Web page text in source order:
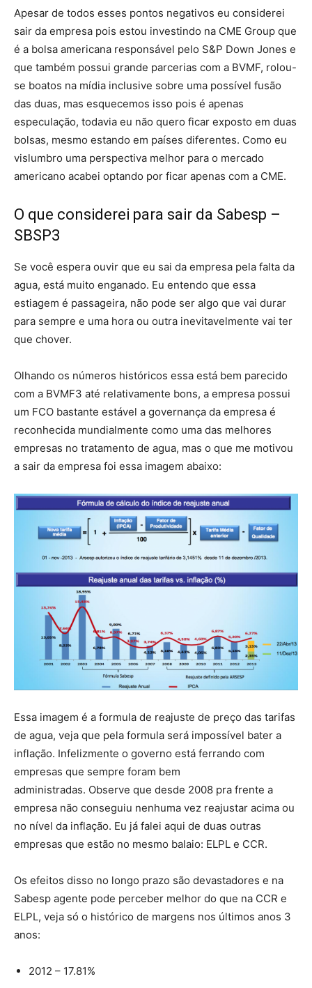
Apesar de todos esses pontos negativos eu considerei
sair da empresa pois estou investindo na CME Group que
é a bolsa americana responsável pelo S&P Down Jones e
que também possui grande parcerias com a BVMF, rolou-
se boatos na mídia inclusive sobre uma possível fusão
das duas, mas esquecemos isso pois é apenas
especulação, todavia eu não quero ficar exposto em duas
bolsas, mesmo estando em países diferentes. Como eu
vislumbro uma perspectiva melhor para o mercado
americano acabei optando por ficar apenas com a CME.
O que considerei para sair da Sabesp –
SBSP3
Se você espera ouvir que eu sai da empresa pela falta da
agua, está muito enganado. Eu entendo que essa
estiagem é passageira, não pode ser algo que vai durar
para sempre e uma hora ou outra inevitavelmente vai ter
que chover.
Olhando os números históricos essa está bem parecido
com a BVMF3 até relativamente bons, a empresa possui
um FCO bastante estável a governança da empresa é
reconhecida mundialmente como uma das melhores
empresas no tratamento de agua, mas o que me motivou
a sair da empresa foi essa imagem abaixo:
Essa imagem é a formula de reajuste de preço das tarifas
de agua, veja que pela formula será impossível bater a
inflação. Infelizmente o governo está ferrando com
empresas que sempre foram bem
administradas. Observe que desde 2008 pra frente a
empresa não conseguiu nenhuma vez reajustar acima ou
no nível da inflação. Eu já falei aqui de duas outras
empresas que estão no mesmo balaio: ELPL e CCR.
Os efeitos disso no longo prazo são devastadores e na
Sabesp agente pode perceber melhor do que na CCR e
ELPL, veja só o histórico de margens nos últimos anos 3
anos:
2012 – 17.81%